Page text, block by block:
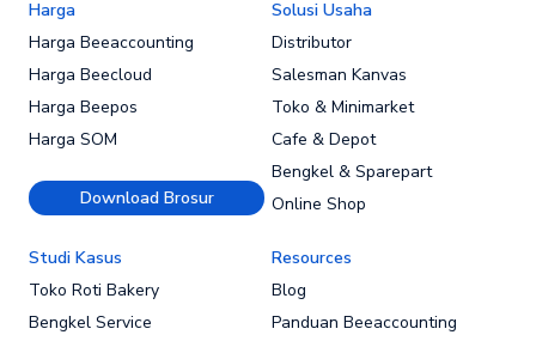
Harga
Harga Beeaccounting
Harga Beecloud
Harga Beepos
Harga SOM
Download Brosur
Solusi Usaha
Distributor
Salesman Kanvas
Toko & Minimarket
Cafe & Depot
Bengkel & Sparepart
Online Shop
Studi Kasus
Toko Roti Bakery
Bengkel Service
Resources
Blog
Panduan Beeaccounting